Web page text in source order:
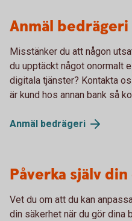
Anmäl bedrägeri
Misstänker du att någon
du upptäckt något onormalt
digitala tjänster? Kontakta
är kund hos annan bank så
Anmäl bedrägeri
Påverka själv
Vet du om att du kan
din säkerhet när du gör dina